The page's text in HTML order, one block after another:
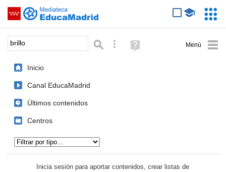
Saltar navegación
Palabra o frase: Búsqueda avanzada
Ayuda
(en
Inicio
Canal EducaMadrid
Últimos contenidos
Centros
Inicia sesión para aportar contenidos, crear listas de